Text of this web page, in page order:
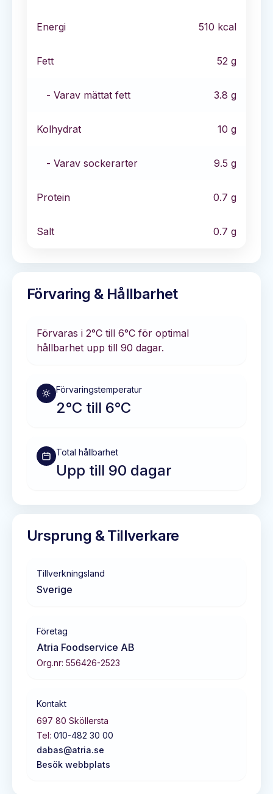
Energi 510 kcal
Fett 52 g
- Varav mättat fett 3.8 g
Kolhydrat 10 g
- Varav sockerarter 9.5 g
Protein 0.7 g
Salt 0.7 g
Förvaring & Hållbarhet
Förvaras i 2°C till 6°C för optimal
hållbarhet upp till 90 dagar.
Förvaringstemperatur
2°C till 6°C
Total hållbarhet
Upp till 90 dagar
Ursprung & Tillverkare
Tillverkningsland
Sverige
Företag
Atria Foodservice AB
Org.nr: 556426-2523
Kontakt
697 80 Sköllersta
Tel: 010-482 30 00
dabas@atria.se
Besök webbplats